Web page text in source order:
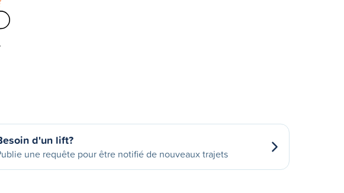
d'un lift?
une requête pour être notifié de nouveaux trajets